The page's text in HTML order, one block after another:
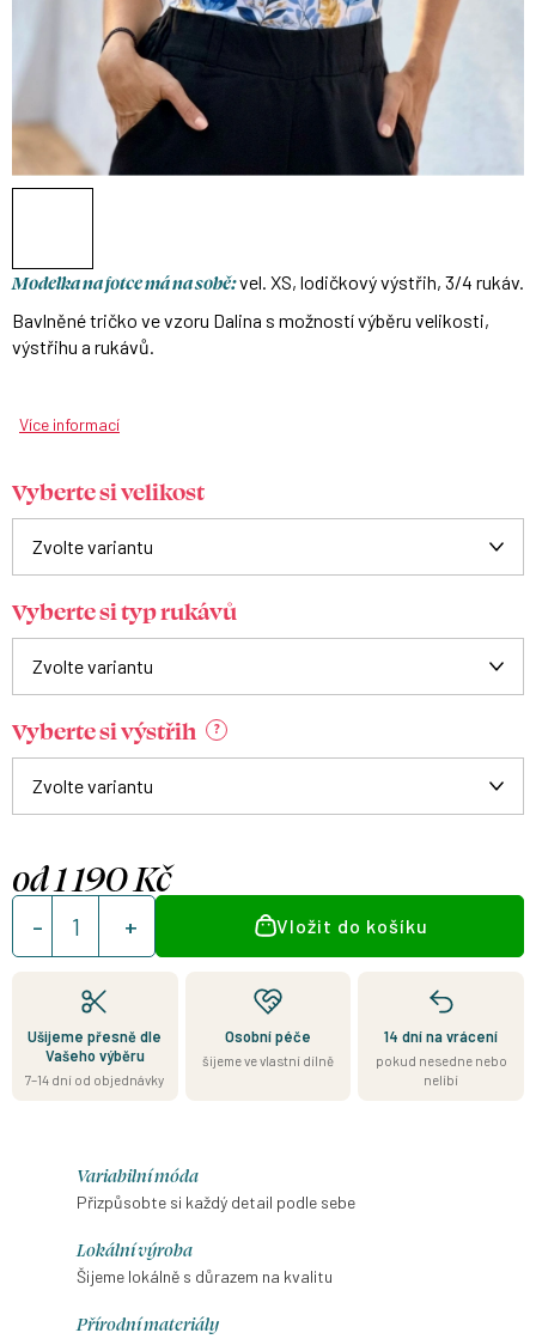
Modelka na fotce má na sobě:vel. XS, lodičkový výstřih, 3/4 rukáv.
Bavlněné tričko ve vzoru Dalina s možností výběru velikosti,
výstřihu a rukávů.
Více informací
Vyberte si velikost
Vyberte si typ rukávů
Vyberte si výstřih ?
od1 190 Kč
Měrná
cena:
Vložit do košíku
Ušijeme přesně dle
Vašeho výběru
7–14 dní od objednávky
Osobní péče
šijeme ve vlastní dílně
14 dní na vrácení
pokud nesedne nebo
nelíbí
Variabilní móda
Přizpůsobte si každý detail podle sebe
Lokální výroba
Šijeme lokálně s důrazem na kvalitu
Přírodní materiály